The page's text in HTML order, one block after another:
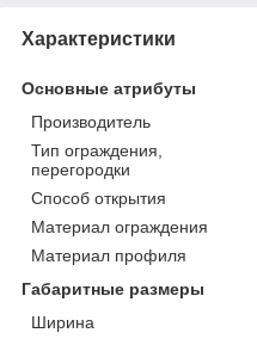
Характеристики
Основные атрибуты
Производитель
Тип ограждения,
перегородки
Способ открытия
Материал ограждения
Материал профиля
Габаритные размеры
Ширина